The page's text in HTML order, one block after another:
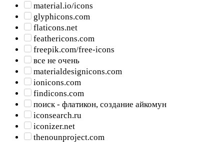
material.io/icons
glyphicons.com
flaticons.net
feathericons.com
freepik.com/free-icons
все не очень
materialdesignicons.com
ionicons.com
findicons.com
поиск - флатикон, создание айкомун
iconsearch.ru
iconizer.net
thenounproject.com